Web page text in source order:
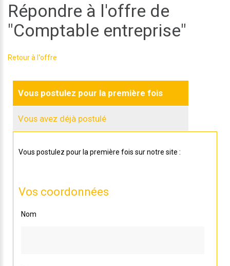
Répondre à l'offre de
"Comptable entreprise"
Retour à l'offre
Vous postulez pour la première fois
Vous avez déjà postulé
Vous postulez pour la première fois sur notre site :
Vos coordonnées
Nom